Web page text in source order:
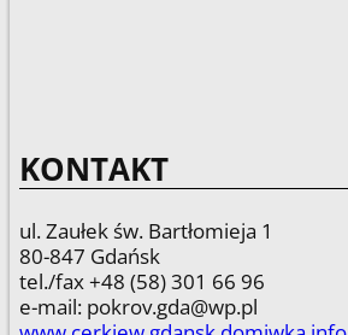
KONTAKT
ul. Zaułek św. Bartłomieja 1
80-847 Gdańsk
tel./fax +48 (58) 301 66 96
e-mail: pokrov.gda@wp.pl